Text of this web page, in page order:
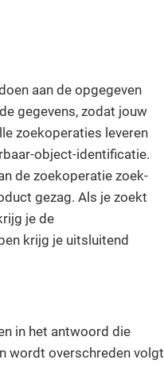
aan de opgegeven
gegevens, zodat jouw
zoekoperaties leveren
object-identificatie.
de zoekoperatie zoek-
gezag. Als je zoekt
je de
krijg je uitsluitend
in het antwoord die
wordt overschreden volgt